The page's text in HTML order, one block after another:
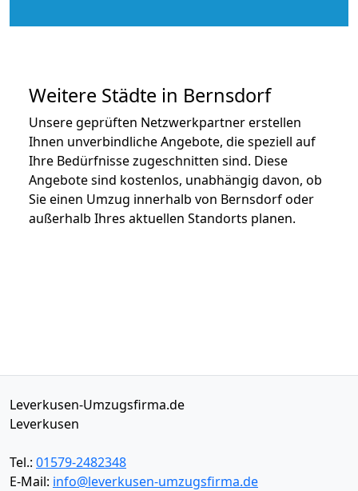
Weitere Städte in Bernsdorf
Unsere geprüften Netzwerkpartner erstellen
Ihnen unverbindliche Angebote, die speziell auf
Ihre Bedürfnisse zugeschnitten sind. Diese
Angebote sind kostenlos, unabhängig davon, ob
Sie einen Umzug innerhalb von Bernsdorf oder
außerhalb Ihres aktuellen Standorts planen.
Leverkusen-Umzugsfirma.de
Leverkusen
Tel.: 01579-2482348
E-Mail: info@leverkusen-umzugsfirma.de